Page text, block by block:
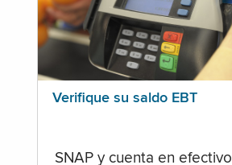
Verifique su saldo EBT
SNAP y cuenta en efectivo